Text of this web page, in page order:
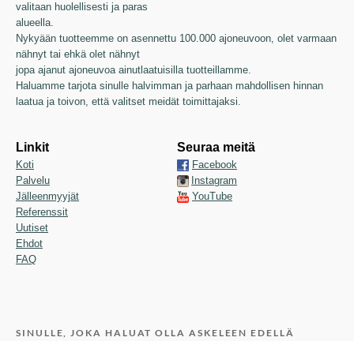
valitaan huolellisesti ja paras
alueella.
Nykyään tuotteemme on asennettu 100.000 ajoneuvoon, olet varmaan
nähnyt tai ehkä olet nähnyt
jopa ajanut ajoneuvoa ainutlaatuisilla tuotteillamme.
Haluamme tarjota sinulle halvimman ja parhaan mahdollisen hinnan
laatua ja toivon, että valitset meidät toimittajaksi.
Linkit
Koti
Palvelu
Jälleenmyyjät
Referenssit
Uutiset
Ehdot
FAQ
Seuraa meitä
Facebook
Instagram
YouTube
SINULLE, JOKA HALUAT OLLA ASKELEEN EDELLÄ